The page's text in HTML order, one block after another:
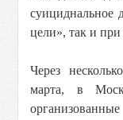
суициднальное
цели», так и при
Через
марта, в